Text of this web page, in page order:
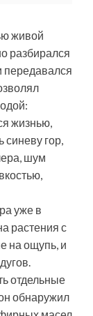
живой
разбирался
передавался
жизнью,
синеву гор,
шум
уже в
растения с
на ощупь, и
отдельные
обнаружил